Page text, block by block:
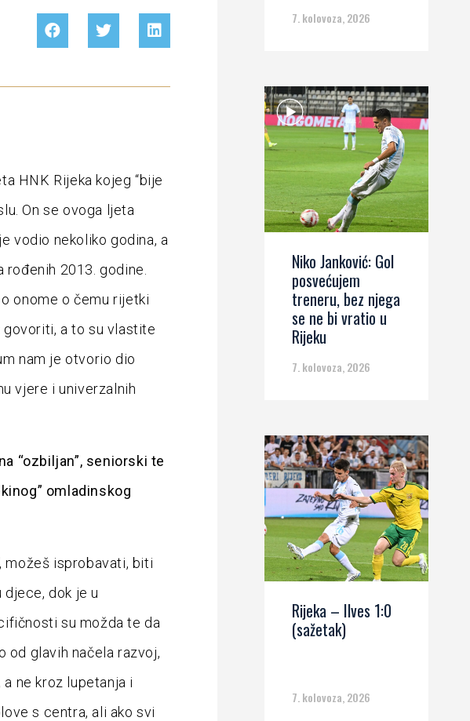
HNK Rijeka kojeg “bije
On se ovoga ljeta
vodio nekoliko godina, a
2013. godine.
onome o čemu rijetki
a to su vlastite
nam je otvorio dio
vjere i univerzalnih
“ozbiljan”, seniorski te
omladinskog
možeš isprobavati, biti
dok je u
su možda te da
od glavih načela razvoj,
ne kroz lupetanja i
s centra, ali ako svi
7. kolovoza, 2026
Niko Janković: Gol
posvećujem
treneru, bez njega
se ne bi vratio u
Rijeku
7. kolovoza, 2026
Rijeka – Ilves 1:0
(sažetak)
7. kolovoza, 2026